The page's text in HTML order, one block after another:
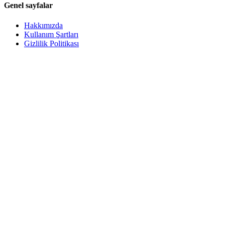
Genel sayfalar
Hakkımızda
Kullanım Şartları
Gizlilik Politikası